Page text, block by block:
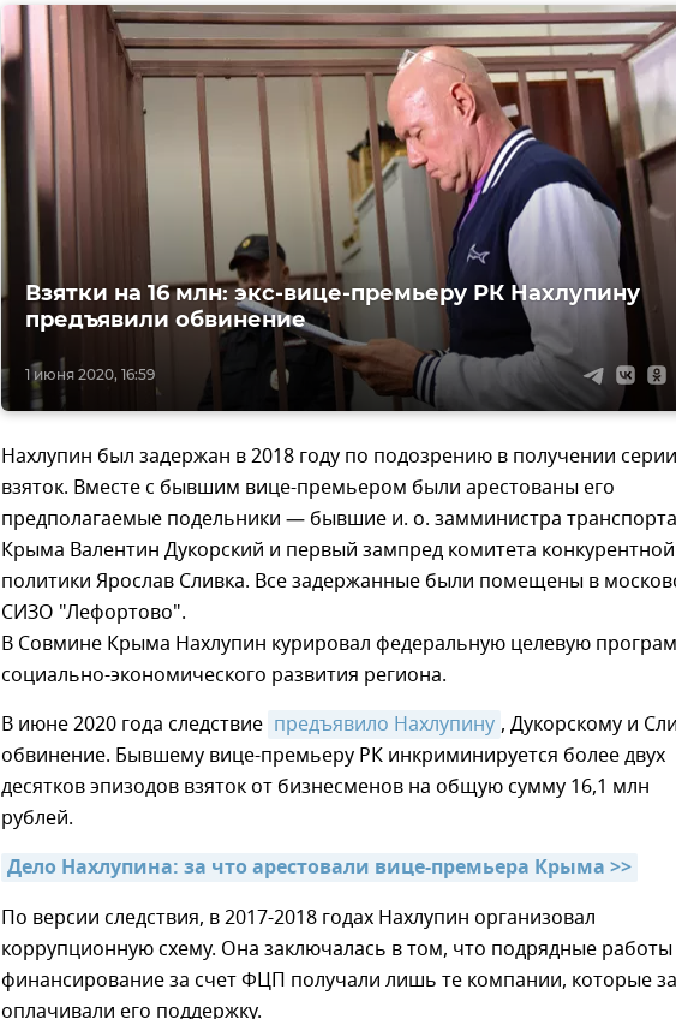
1 июня 2020, 16:59
Взятки на 16 млн: экс-вице-премьеру РК Нахлупину
предъявили обвинение
Нахлупин был задержан в 2018 году по подозрению в получении серии
взяток. Вместе с бывшим вице-премьером были арестованы его
предполагаемые подельники — бывшие и. о. замминистра транспорта
Крыма Валентин Дукорский и первый зампред комитета конкурентной
политики Ярослав Сливка. Все задержанные были помещены в
СИЗО "Лефортово".
В Совмине Крыма Нахлупин курировал федеральную целевую
социально-экономического развития региона.
В июне 2020 года следствие предъявило Нахлупину , Дукорскому и
обвинение. Бывшему вице-премьеру РК инкриминируется более двух
десятков эпизодов взяток от бизнесменов на общую сумму 16,1 млн
рублей.
Дело Нахлупина: за что арестовали вице-премьера Крыма >>
По версии следствия, в 2017-2018 годах Нахлупин организовал
коррупционную схему. Она заключалась в том, что подрядные
финансирование за счет ФЦП получали лишь те компании, которые
оплачивали его поддержку.